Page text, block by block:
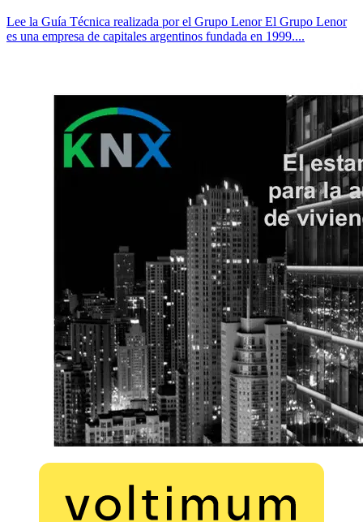
Lee la Guía Técnica realizada por el Grupo Lenor El Grupo Lenor
es una empresa de capitales argentinos fundada en 1999....